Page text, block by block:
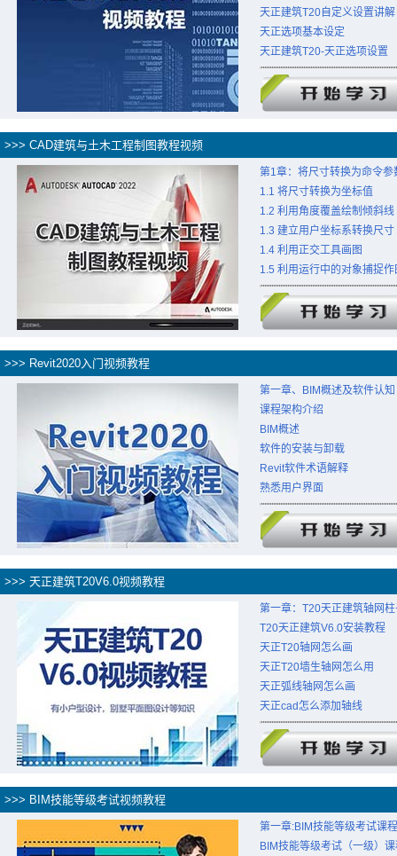
天正建筑T20自定义设置讲解
天正选项基本设定
天正建筑T20-天正选项设置
>>> CAD建筑与土木工程制图教程视频
第1章：将尺寸转换为命令参
1.1 将尺寸转换为坐标值
1.2 利用角度覆盖绘制倾斜线
1.3 建立用户坐标系转换尺寸
1.4 利用正交工具画图
1.5 利用运行中的对象捕捉作
>>> Revit2020入门视频教程
第一章、BIM概述及软件认知
课程架构介绍
BIM概述
软件的安装与卸载
Revit软件术语解释
熟悉用户界面
>>> 天正建筑T20V6.0视频教程
第一章：T20天正建筑轴网
T20天正建筑V6.0安装教程
天正T20轴网怎么画
天正T20墙生轴网怎么用
天正弧线轴网怎么画
天正cad怎么添加轴线
>>> BIM技能等级考试视频教程
第一章:BIM技能等级考试课
BIM技能等级考试（一级）